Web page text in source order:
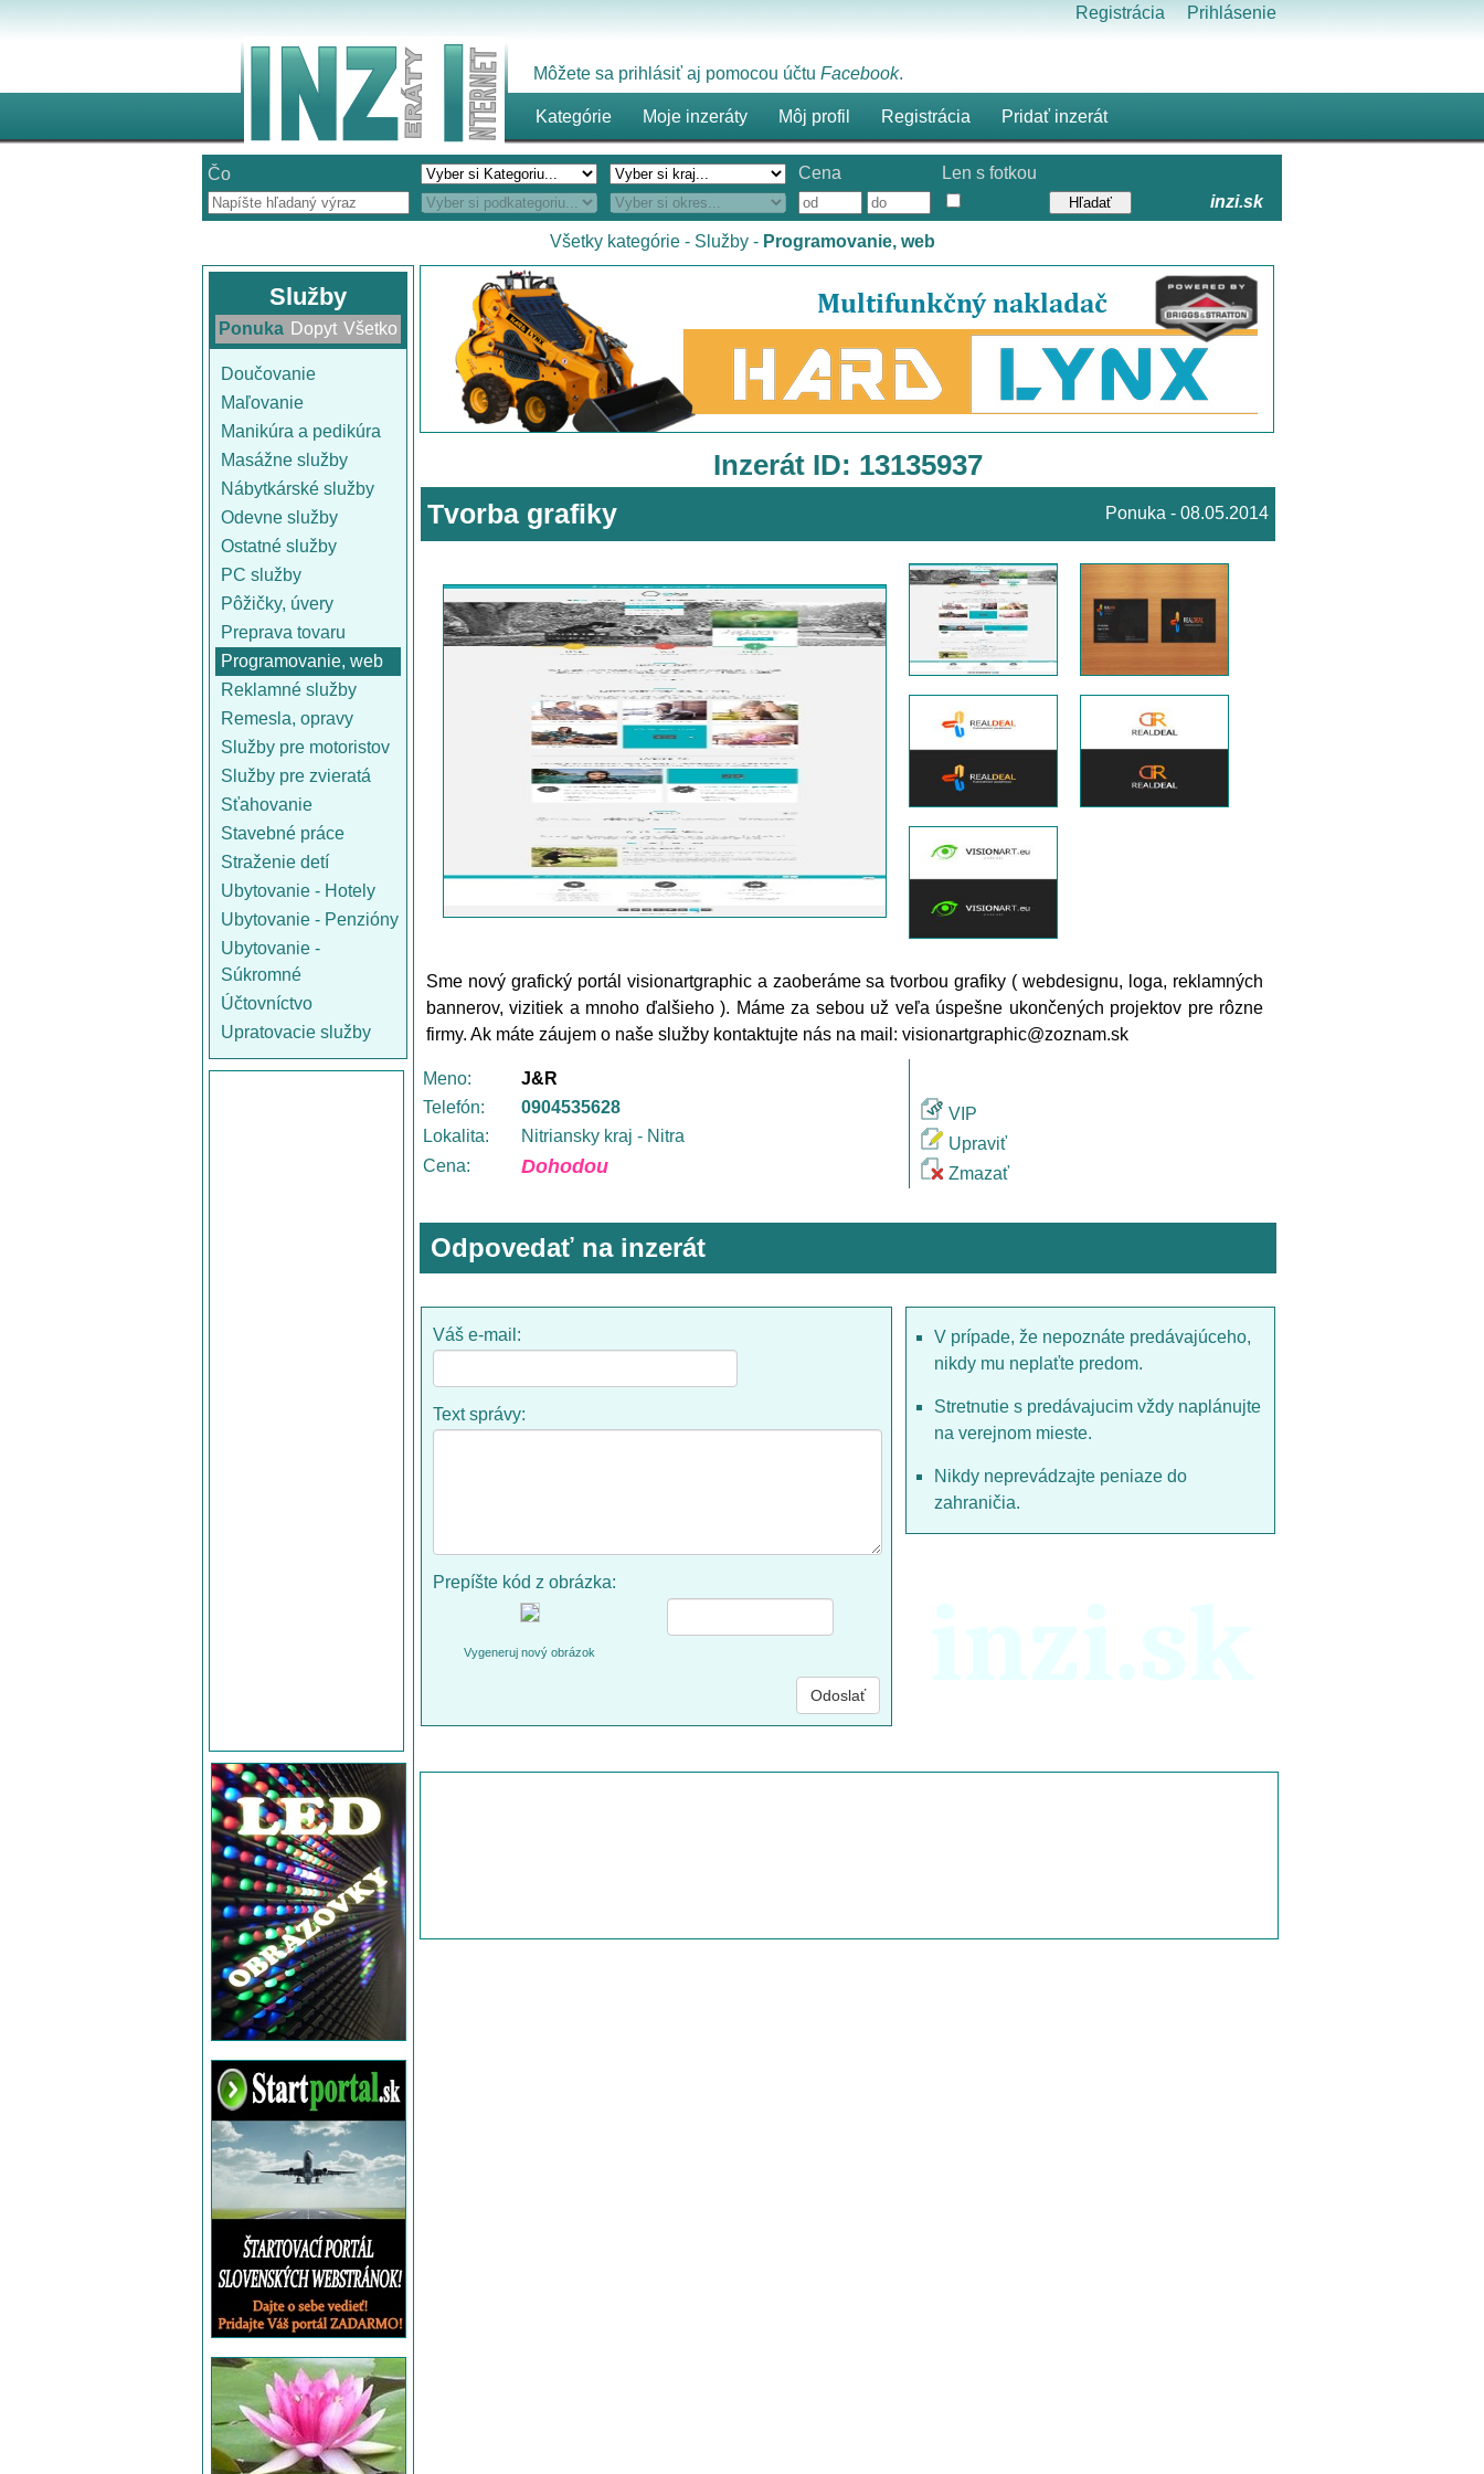
Registrácia Prihlásenie
Môžete sa prihlásiť aj pomocou účtu Facebook.
Kategórie Moje inzeráty Môj profil Registrácia Pridať inzerát
Čo Cena
Len s fotkou
inzi.sk
Všetky kategórie- Služby- Programovanie, web
Služby
Ponuka Dopyt Všetko
Doučovanie
Maľovanie
Manikúra a pedikúra
Masážne služby
Nábytkárské služby
Odevne služby
Ostatné služby
PC služby
Pôžičky, úvery
Preprava tovaru
Programovanie, web
Reklamné služby
Remesla, opravy
Služby pre motoristov
Služby pre zvieratá
Sťahovanie
Stavebné práce
Straženie detí
Ubytovanie - Hotely
Ubytovanie - Penzióny
Ubytovanie -
Súkromné
Účtovníctvo
Upratovacie služby
Inzerát ID: 13135937
Tvorba grafiky
Ponuka - 08.05.2014
Sme nový grafický portál visionartgraphic a zaoberáme sa tvorbou grafiky ( webdesignu, loga, reklamných
bannerov, vizitiek a mnoho ďalšieho ). Máme za sebou už veľa úspešne ukončených projektov pre rôzne
firmy. Ak máte záujem o naše služby kontaktujte nás na mail: visionartgraphic@zoznam.sk
Meno:
J&R
Telefón:
0904535628
Lokalita:
Nitriansky kraj - Nitra
Cena:
Dohodou
VIP
Upraviť
Zmazať
Odpovedať na inzerát
Váš e-mail:
Text správy:
Prepíšte kód z obrázka:
Vygeneruj nový obrázok
V prípade, že nepoznáte predávajúceho,
nikdy mu neplaťte predom.
Stretnutie s predávajucim vždy naplánujte
na verejnom mieste.
Nikdy neprevádzajte peniaze do
zahraničia.